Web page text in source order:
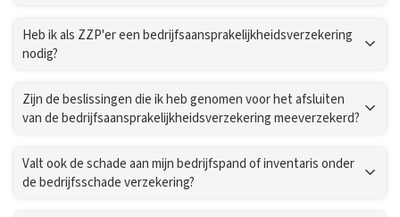
Heb ik als ZZP'er een bedrijfsaansprakelijkheidsverzekering
nodig?
Zijn de beslissingen die ik heb genomen voor het afsluiten
van de bedrijfsaansprakelijkheidsverzekering meeverzekerd?
Valt ook de schade aan mijn bedrijfspand of inventaris onder
de bedrijfsschade verzekering?